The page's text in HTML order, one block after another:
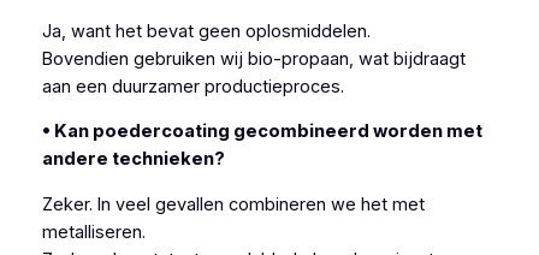
Ja, want het bevat geen oplosmiddelen.
Bovendien gebruiken wij bio-propaan, wat bijdraagt
aan een duurzamer productieproces.
• Kan poedercoating gecombineerd worden met
andere technieken?
Zeker. In veel gevallen combineren we het met
metalliseren.